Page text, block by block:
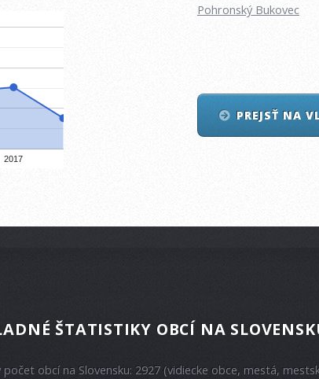
2017
Pohronský Bukovec
PREJSŤ NA
ŠTATISTIKY OBCÍ NA
počet obcí na Slovensku: 2927 (vidiecke obce, mestá,